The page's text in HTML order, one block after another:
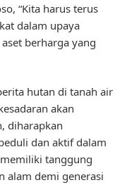
“Kita harus terus
dalam upaya
berharga yang
hutan di tanah air
akan
diharapkan
dan aktif dalam
tanggung
alam demi generasi